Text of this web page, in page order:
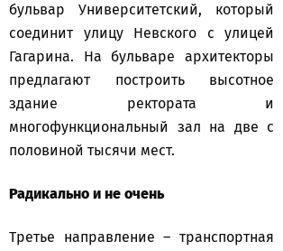
бульвар Университетский, который
соединит улицу Невского с улицей
Гагарина. На бульваре архитекторы
предлагают построить высотное
здание ректората и
многофункциональный зал на две с
половиной тысячи мест.
Радикально и не очень
Третье направление – транспортная